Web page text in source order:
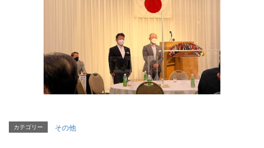
カテゴリー その他